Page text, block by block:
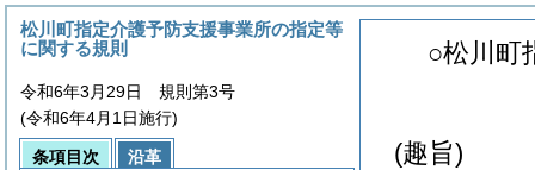
○松川町
(趣旨)
松川町指定介護予防支援事業所の指定等
に関する規則
令和6年3月29日 規則第3号
(令和6年4月1日施行)
条項目次
沿革